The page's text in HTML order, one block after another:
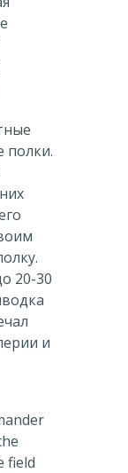
полки.
20-30
и
field